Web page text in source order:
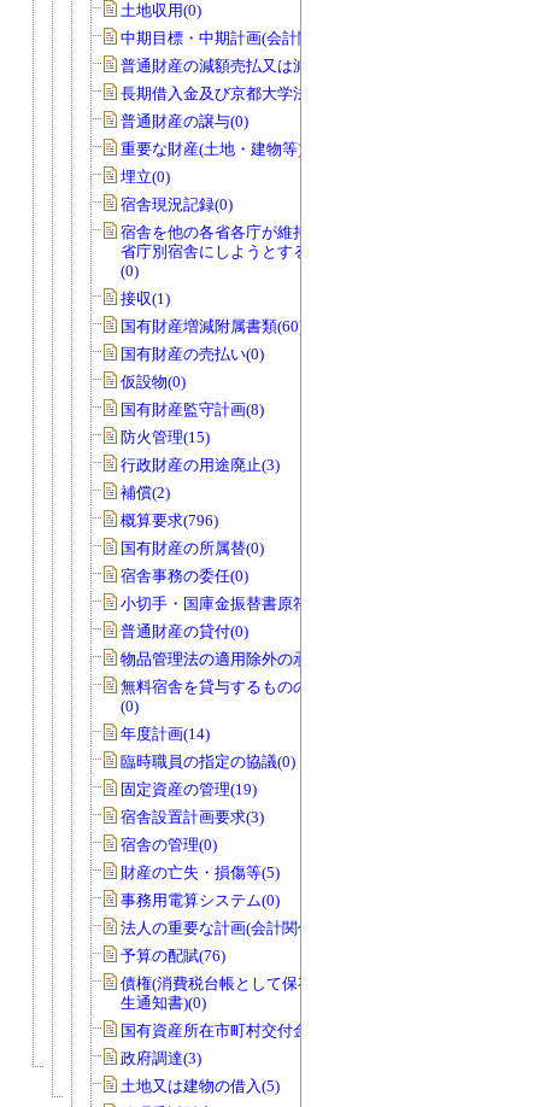
土地収用(0)
中期目標・中期計画(会計関係)(0)
普通財産の減額売払又は減額貸付(0)
長期借入金及び京都大学法人債(0)
普通財産の譲与(0)
重要な財産(土地・建物等)(0)
埋立(0)
宿舎現況記録(0)
宿舎を他の各省各庁が維持管理を行う
省庁別宿舎にしようとする場合のもの
(0)
接収(1)
国有財産増減附属書類(60)
国有財産の売払い(0)
仮設物(0)
国有財産監守計画(8)
防火管理(15)
行政財産の用途廃止(3)
補償(2)
概算要求(796)
国有財産の所属替(0)
宿舎事務の委任(0)
小切手・国庫金振替書原符(1)
普通財産の貸付(0)
物品管理法の適用除外の承認(1)
無料宿舎を貸与するものの指定の協議
(0)
年度計画(14)
臨時職員の指定の協議(0)
固定資産の管理(19)
宿舎設置計画要求(3)
宿舎の管理(0)
財産の亡失・損傷等(5)
事務用電算システム(0)
法人の重要な計画(会計関係)(0)
予算の配賦(76)
債権(消費税台帳として保存する債権発
生通知書)(0)
国有資産所在市町村交付金(1)
政府調達(3)
土地又は建物の借入(5)